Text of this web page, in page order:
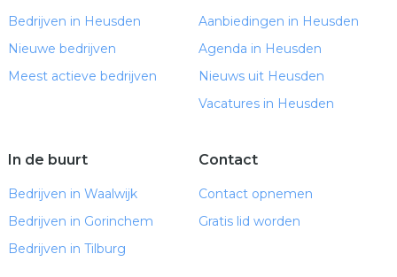
Bedrijven in Heusden
Nieuwe bedrijven
Meest actieve bedrijven
Aanbiedingen in Heusden
Agenda in Heusden
Nieuws uit Heusden
Vacatures in Heusden
In de buurt
Bedrijven in Waalwijk
Bedrijven in Gorinchem
Bedrijven in Tilburg
Contact
Contact opnemen
Gratis lid worden